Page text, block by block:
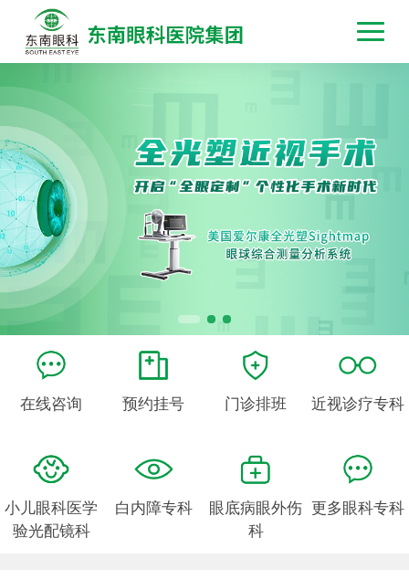
在线咨询 预约挂号 门诊排班 近视诊疗专科
小儿眼科医学
验光配镜科
白内障专科
眼底病眼外伤
科
更多眼科专科